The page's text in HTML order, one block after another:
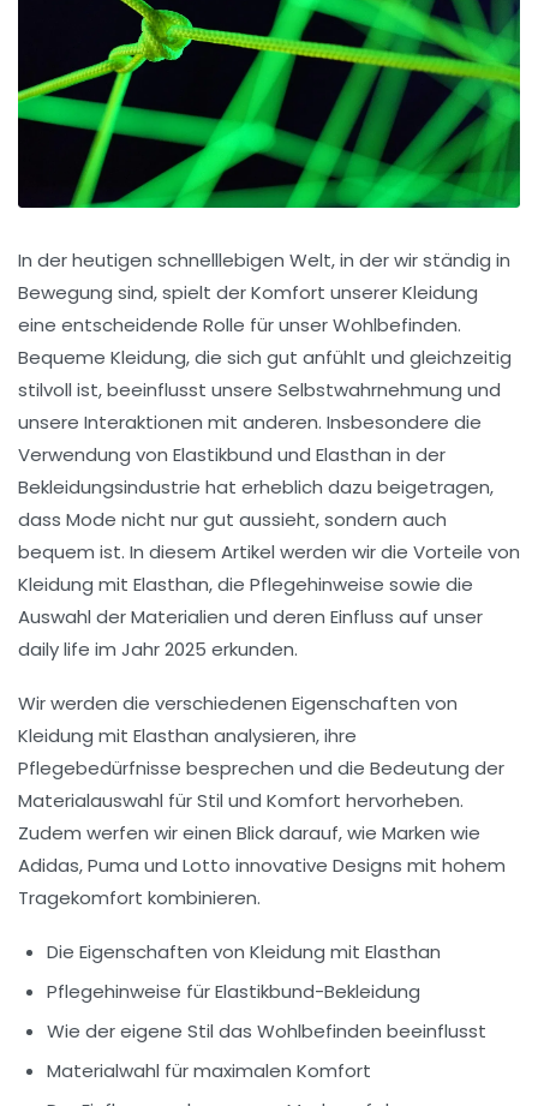
In der heutigen schnelllebigen Welt, in der wir ständig in
Bewegung sind, spielt der Komfort unserer Kleidung
eine entscheidende Rolle für unser Wohlbefinden.
Bequeme Kleidung, die sich gut anfühlt und gleichzeitig
stilvoll ist, beeinflusst unsere Selbstwahrnehmung und
unsere Interaktionen mit anderen. Insbesondere die
Verwendung von Elastikbund und Elasthan in der
Bekleidungsindustrie hat erheblich dazu beigetragen,
dass Mode nicht nur gut aussieht, sondern auch
bequem ist. In diesem Artikel werden wir die Vorteile von
Kleidung mit Elasthan, die Pflegehinweise sowie die
Auswahl der Materialien und deren Einfluss auf unser
daily life im Jahr 2025 erkunden.
Wir werden die verschiedenen Eigenschaften von
Kleidung mit Elasthan analysieren, ihre
Pflegebedürfnisse besprechen und die Bedeutung der
Materialauswahl für Stil und Komfort hervorheben.
Zudem werfen wir einen Blick darauf, wie Marken wie
Adidas, Puma und Lotto innovative Designs mit hohem
Tragekomfort kombinieren.
Die Eigenschaften von Kleidung mit Elasthan
Pflegehinweise für Elastikbund-Bekleidung
Wie der eigene Stil das Wohlbefinden beeinflusst
Materialwahl für maximalen Komfort